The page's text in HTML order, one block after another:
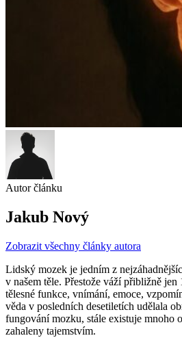
Autor článku
Jakub Nový
Zobrazit všechny články autora
Lidský mozek je jedním z
v našem těle. Přestože váží přibližně
tělesné funkce, vnímání, emoce,
věda v posledních desetiletích udělala
fungování mozku, stále existuje mnoho
zahaleny tajemstvím.